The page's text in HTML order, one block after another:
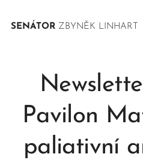
SENÁTOR ZBYNĚK LINHART
Pavilon
paliativní